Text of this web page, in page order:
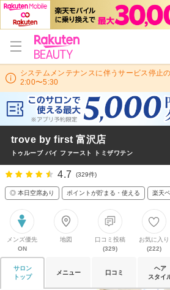
システムメンテナンスに伴うサービス停止
2:00〜5:30
trove by first 富沢店
トゥルーブ バイ ファースト トミザワテン
4.7 (329件)
◎ 本日空席あり ポイントが貯まる・使える 楽天
メンズ優先
ON
地図
口コミ投稿
(329)
お気に入り
(222)
サロン
トップ
メニュー 口コミ
ヘア
スタイ